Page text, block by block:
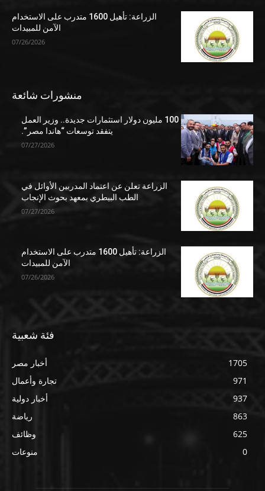
الزراعة: تأهيل 1600 متدرب على الاستخدام
الآمن للمبيدات
07/26/2026
منشورات شائعة
100 مليون دولار استثمارات جديدة.. وزير العمل
يتفقد توسعات “هاندا مصر”.
07/27/2026
الزراعة تعلن عن اعتماد المدربين الأوائل في
الطب البيطري بمعهد بحوث الإنجاب
07/27/2026
الزراعة: تأهيل 1600 متدرب على الاستخدام
الآمن للمبيدات
07/26/2026
فئة شعبية
أخبار مصر
1705
تجارة وأعمال
971
أخبار دولية
937
رياضة
863
وظائف
625
منوعات
0